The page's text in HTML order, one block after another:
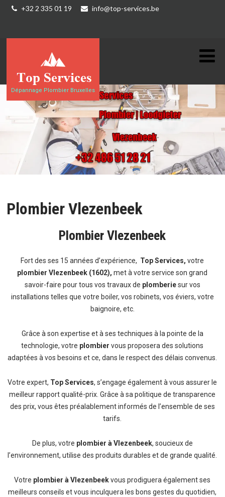
+32 2 335 01 19 info@top-services.be
Dépannage Plombier Bruxelles
Plombier Vlezenbeek
Plombier Vlezenbeek
Fort des ses 15 années d’expérience, Top Services, votre
plombier Vlezenbeek (1602),met à votre service son grand
savoir-faire pour tous vos travaux de plomberiesur vos
installations telles que votre boiler, vos robinets, vos éviers, votre
baignoire, etc.
Grâce à son expertise et à ses techniques à la pointe de la
technologie, votre plombier vous proposera des solutions
adaptées à vos besoins et ce, dans le respect des délais convenus.
Votre expert, Top Services, s’engage également à vous assurer le
meilleur rapport qualité-prix. Grâce à sa politique de transparence
des prix, vous êtes préalablement informés de l’ensemble de ses
tarifs.
De plus, votre plombier à Vlezenbeek, soucieux de
l’environnement, utilise des produits durables et de grande qualité.
Votre plombier à Vlezenbeekvous prodiguera également ses
meilleurs conseils et vous inculquera les bons gestes du quotidien,